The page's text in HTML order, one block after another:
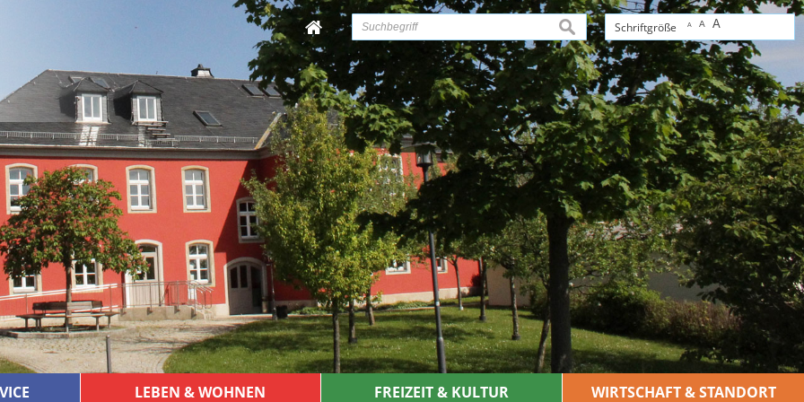
Schriftgröße A A A
suchen
LEBEN & WOHNEN FREIZEIT & KULTUR WIRTSCHAFT & STANDORT